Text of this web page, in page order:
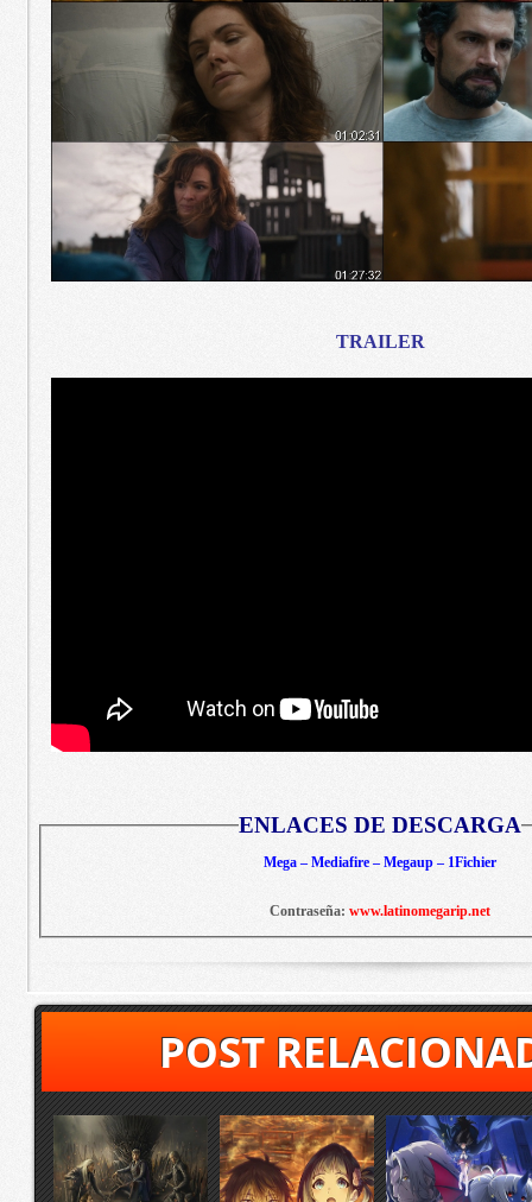
TRAILER
ENLACES DE DESCARGA
Mega – Mediafire – Megaup – 1Fichier
Contraseña: www.latinomegarip.net
POST